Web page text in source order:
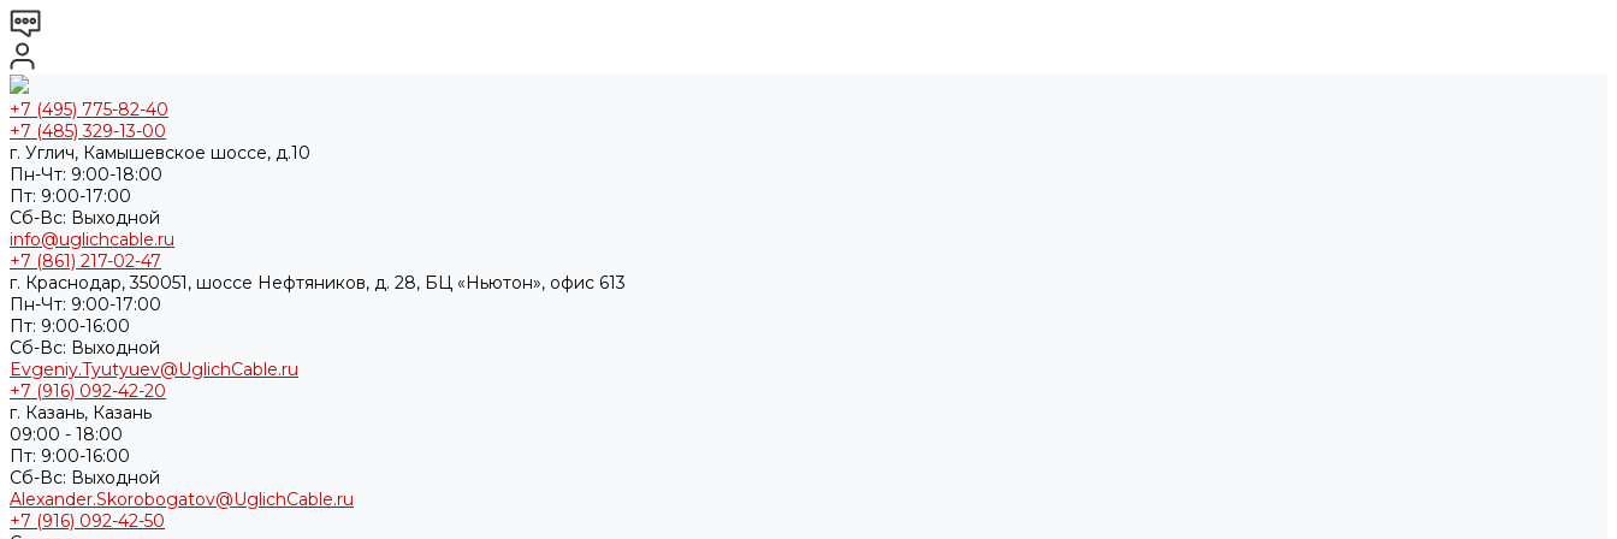
+7 (495) 775-82-40
+7 (485) 329-13-00
г. Углич, Камышевское шоссе, д.10
Пн-Чт: 9:00-18:00
Пт: 9:00-17:00
Cб-Вс: Выходной
info@uglichcable.ru
+7 (861) 217-02-47
г. Краснодар, 350051, шоссе Нефтяников, д. 28, БЦ «Ньютон», офис 613
Пн-Чт: 9:00-17:00
Пт: 9:00-16:00
Cб-Вс: Выходной
Evgeniy.Tyutyuev@UglichCable.ru
+7 (916) 092-42-20
г. Казань, Казань
09:00 - 18:00
Пт: 9:00-16:00
Cб-Вс: Выходной
Alexander.Skorobogatov@UglichCable.ru
+7 (916) 092-42-50